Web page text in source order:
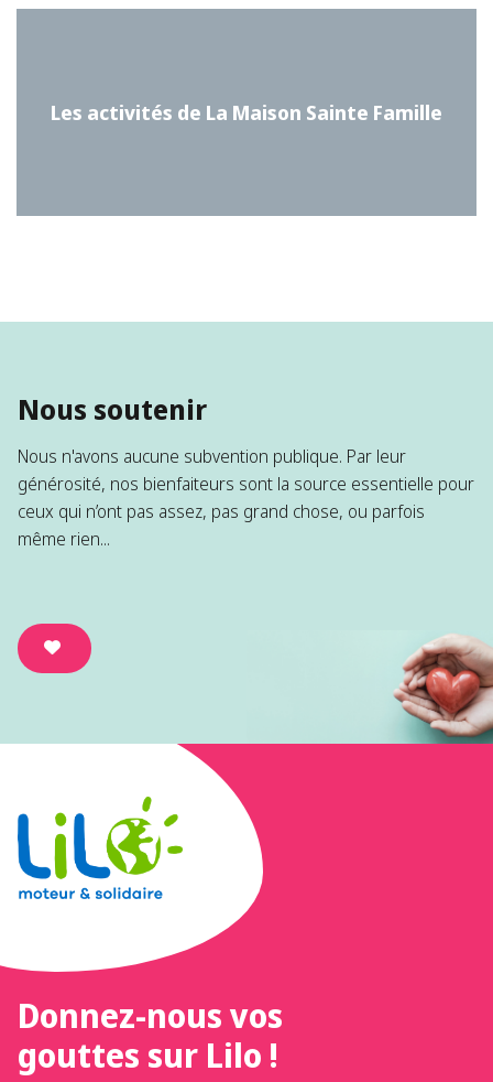
Les activités de La Maison Sainte Famille
Nous soutenir
Nous n'avons aucune subvention publique. Par leur
générosité, nos bienfaiteurs sont la source essentielle pour
ceux qui n’ont pas assez, pas grand chose, ou parfois
même rien...
Donnez-nous vos
gouttes sur Lilo !